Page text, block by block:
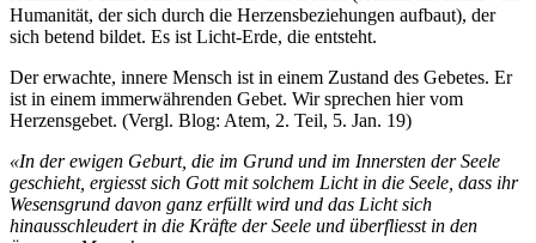
Humanität, der sich durch die Herzensbeziehungen aufbaut), der
sich betend bildet. Es ist Licht-Erde, die entsteht.
Der erwachte, innere Mensch ist in einem Zustand des Gebetes. Er
ist in einem immerwährenden Gebet. Wir sprechen hier vom
Herzensgebet. (Vergl. Blog: Atem, 2. Teil, 5. Jan. 19)
«In der ewigen Geburt, die im Grund und im Innersten der Seele
geschieht, ergiesst sich Gott mit solchem Licht in die Seele, dass ihr
Wesensgrund davon ganz erfüllt wird und das Licht sich
hinausschleudert in die Kräfte der Seele und überfliesst in den